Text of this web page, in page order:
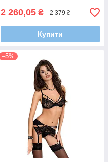
2 260,05 ₴ 2 379 ₴
Купити
–5%